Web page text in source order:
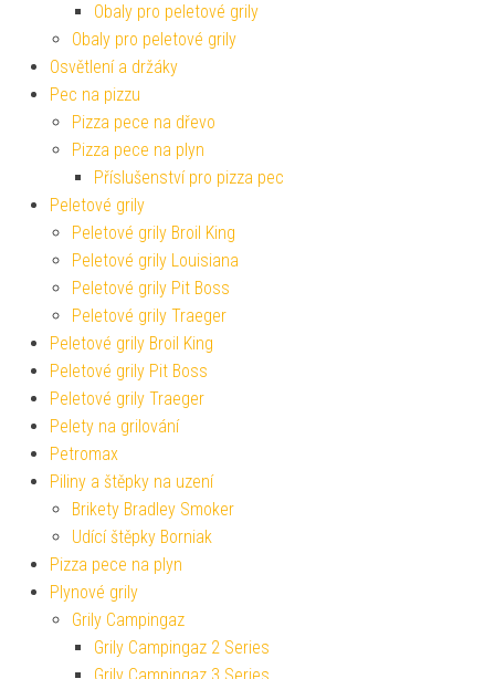
Obaly pro peletové grily
Obaly pro peletové grily
Osvětlení a držáky
Pec na pizzu
Pizza pece na dřevo
Pizza pece na plyn
Příslušenství pro pizza pec
Peletové grily
Peletové grily Broil King
Peletové grily Louisiana
Peletové grily Pit Boss
Peletové grily Traeger
Peletové grily Broil King
Peletové grily Pit Boss
Peletové grily Traeger
Pelety na grilování
Petromax
Piliny a štěpky na uzení
Brikety Bradley Smoker
Udící štěpky Borniak
Pizza pece na plyn
Plynové grily
Grily Campingaz
Grily Campingaz 2 Series